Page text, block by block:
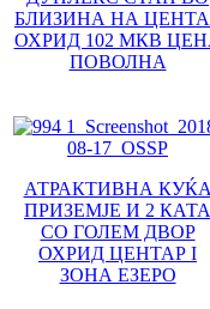
БЛИЗИНА НА
ОХРИД 102 МКВ
ПОВОЛНА
АТРАКТИВНА КУЌА
ПРИЗЕМЈЕ И 2 КАТА
СО ГОЛЕМ ДВОР
ОХРИД ЦЕНТАР I
ЗОНА ЕЗЕРО